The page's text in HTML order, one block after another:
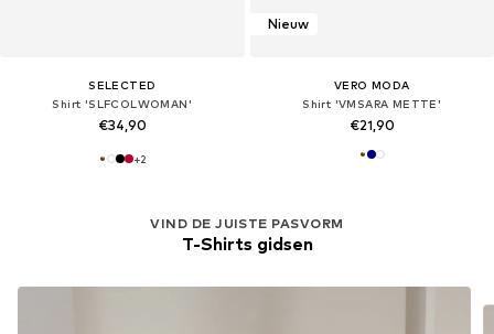
SELECTED
Shirt 'SLFCOLWOMAN'
€34,90
+2
Nieuw
VERO MODA
Shirt 'VMSARA METTE'
€21,90
VIND DE JUISTE PASVORM
T-Shirts gidsen